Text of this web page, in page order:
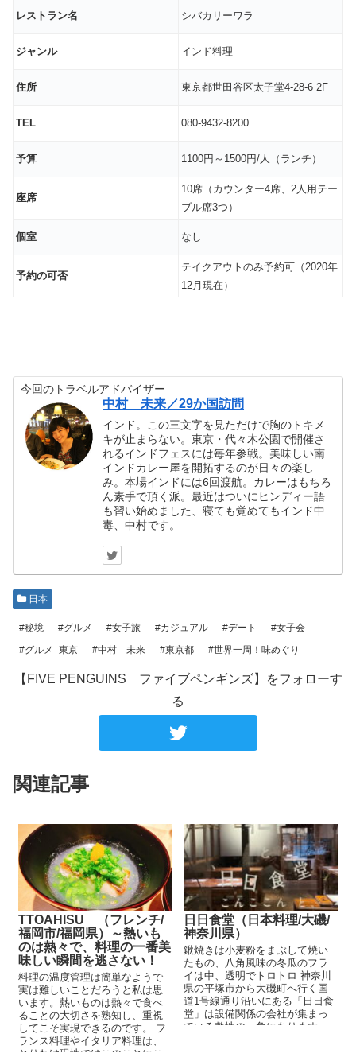
レストラン名 シバカリーワラ
ジャンル インド料理
住所 東京都世田谷区太子堂4-28-6 2F
TEL 080-9432-8200
予算 1100円～1500円/人（ランチ）
座席
10席（カウンター4席、2人用テー
ブル席3つ）
個室 なし
予約の可否
テイクアウトのみ予約可（2020年
12月現在）
今回のトラベルアドバイザー
中村 未来／29か国訪問
インド。この三文字を見ただけで胸のトキメ
キが止まらない。東京・代々木公園で開催さ
れるインドフェスには毎年参戦。美味しい南
インドカレー屋を開拓するのが日々の楽し
み。本場インドには6回渡航。カレーはもちろ
ん素手で頂く派。最近はついにヒンディー語
も習い始めました、寝ても覚めてもインド中
毒、中村です。
日本
#秘境 #グルメ #女子旅 #カジュアル #デート
#女子会
#グルメ_東京
#中村 未来 #東京都 #世界一周！味めぐり
【FIVE PENGUINS ファイブペンギンズ】をフォローす
る
関連記事
TTOAHISU （フレンチ/
福岡市/福岡県）～熱いも
のは熱々で、料理の一番美
味しい瞬間を逃さない！
料理の温度管理は簡単なようで
実は難しいことだろうと私は思
います。熱いものは熱々で食べ
ることの大切さを熟知し、重視
してこそ実現できるのです。 フ
ランス料理やイタリア料理は、
とりわけ現地ではこのことにこ
日日食堂（日本料理/大磯/
神奈川県）
鍬焼きは小麦粉をまぶして焼い
たもの、八角風味の冬瓜のフラ
イは中、透明でトロトロ 神奈川
県の平塚市から大磯町へ行く国
道1号線通り沿いにある「日日食
堂」は設備関係の会社が集まっ
ている敷地の一角にあります。